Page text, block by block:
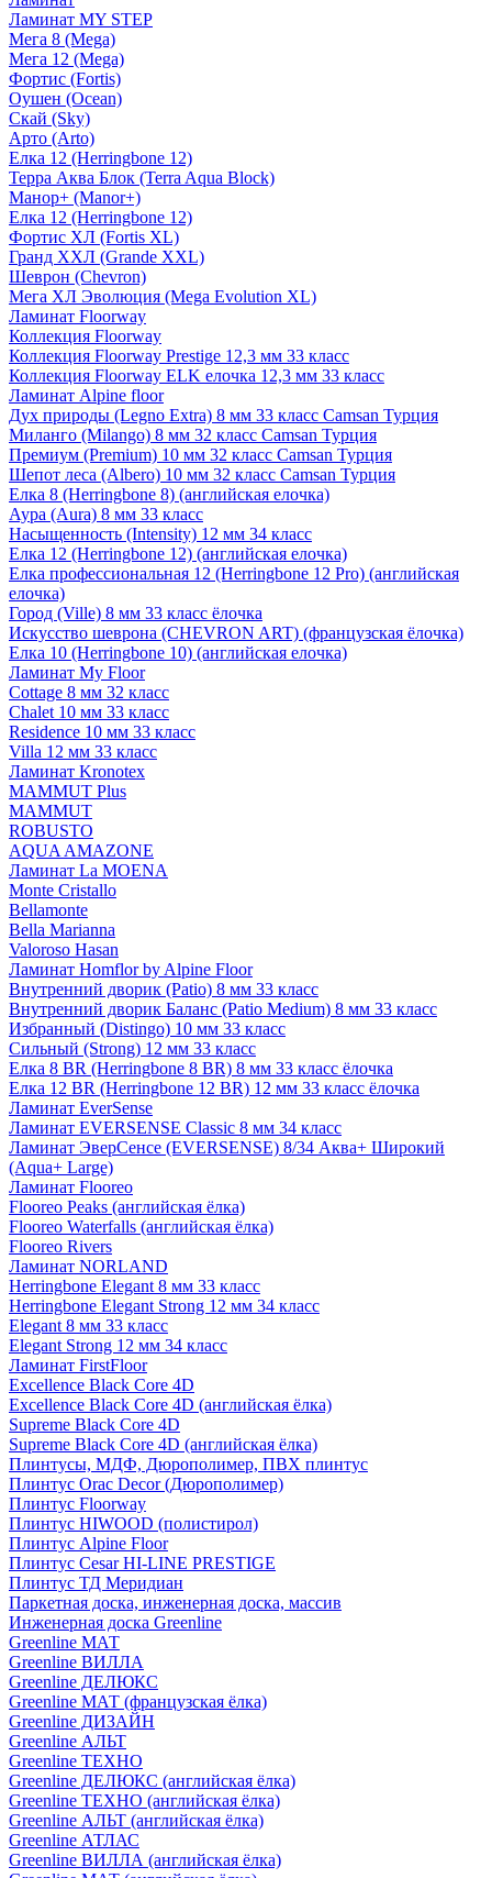
Ламинат MY STEP
Мега 8 (Mega)
Мега 12 (Mega)
Фортис (Fortis)
Оушен (Ocean)
Скай (Sky)
Арто (Arto)
Елка 12 (Herringbone 12)
Терра Аква Блок (Terra Aqua Block)
Манор+ (Manor+)
Елка 12 (Herringbone 12)
Фортис ХЛ (Fortis XL)
Гранд ХХЛ (Grande XXL)
Шеврон (Chevron)
Мега ХЛ Эволюция (Mega Evolution XL)
Ламинат Floorway
Коллекция Floorway
Коллекция Floorway Prestige 12,3 мм 33 класс
Коллекция Floorway ELK елочка 12,3 мм 33 класс
Ламинат Alpine floor
Дух природы (Legno Extra) 8 мм 33 класс Camsan Турция
Миланго (Milango) 8 мм 32 класс Camsan Турция
Премиум (Premium) 10 мм 32 класс Camsan Турция
Шепот леса (Albero) 10 мм 32 класс Camsan Турция
Елка 8 (Herringbone 8) (английская елочка)
Аура (Aura) 8 мм 33 класс
Насыщенность (Intensity) 12 мм 34 класс
Елка 12 (Herringbone 12) (английская елочка)
Елка профессиональная 12 (Herringbone 12 Pro) (английская
елочка)
Город (Ville) 8 мм 33 класс ёлочка
Искусство шеврона (CHEVRON ART) (французская ёлочка)
Елка 10 (Herringbone 10) (английская елочка)
Ламинат My Floor
Cottage 8 мм 32 класс
Chalet 10 мм 33 класс
Residence 10 мм 33 класс
Villa 12 мм 33 класс
Ламинат Kronotex
MAMMUT Plus
MAMMUT
ROBUSTO
AQUA AMAZONE
Ламинат La MOENA
Monte Cristallo
Bellamonte
Bella Marianna
Valoroso Hasan
Ламинат Homflor by Alpine Floor
Внутренний дворик (Patio) 8 мм 33 класс
Внутренний дворик Баланс (Patio Medium) 8 мм 33 класс
Избранный (Distingo) 10 мм 33 класс
Сильный (Strong) 12 мм 33 класс
Елка 8 BR (Herringbone 8 BR) 8 мм 33 класс ёлочка
Елка 12 BR (Herringbone 12 BR) 12 мм 33 класс ёлочка
Ламинат EverSense
Ламинат EVERSENSE Classic 8 мм 34 класс
Ламинат ЭверСенсе (EVERSENSE) 8/34 Аква+ Широкий
(Aqua+ Large)
Ламинат Flooreo
Flooreo Peaks (английская ёлка)
Flooreo Waterfalls (английская ёлка)
Flooreo Rivers
Ламинат NORLAND
Herringbone Elegant 8 мм 33 класс
Herringbone Elegant Strong 12 мм 34 класс
Elegant 8 мм 33 класс
Elegant Strong 12 мм 34 класс
Ламинат FirstFloor
Excellence Black Core 4D
Excellence Black Core 4D (английская ёлка)
Supreme Black Core 4D
Supreme Black Core 4D (английская ёлка)
Плинтусы, МДФ, Дюрополимер, ПВХ плинтус
Плинтус Orac Decor (Дюрополимер)
Плинтус Floorway
Плинтус HIWOOD (полистирол)
Плинтус Alpine Floor
Плинтус Cesar HI-LINE PRESTIGE
Плинтус ТД Меридиан
Паркетная доска, инженерная доска, массив
Инженерная доска Greenline
Greenline МАТ
Greenline ВИЛЛА
Greenline ДЕЛЮКС
Greenline МАТ (французская ёлка)
Greenline ДИЗАЙН
Greenline АЛЬТ
Greenline ТЕХНО
Greenline ДЕЛЮКС (английская ёлка)
Greenline ТЕХНО (английская ёлка)
Greenline АЛЬТ (английская ёлка)
Greenline АТЛАС
Greenline ВИЛЛА (английская ёлка)